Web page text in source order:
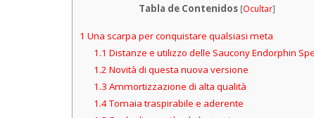
Tabla de Contenidos [Ocultar]
1 Una scarpa per conquistare qualsiasi meta
1.1 Distanze e utilizzo delle Saucony Endorphin
1.2 Novità di questa nuova versione
1.3 Ammortizzazione di alta qualità
1.4Tomaia traspirabile e aderente